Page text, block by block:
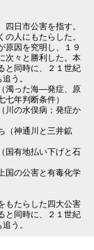
日市公害を指す。
人にもたらした。
原因を究明し、１９
次々と勝利した。本
と同時に、２１世紀
う。
濁った海―発症、原
年判断条件）
の水俣病；発症か
（神通川と三井鉱
有地払い下げと石
国の公害と有毒化学
もたらした四大公害
と同時に、２１世紀
う。